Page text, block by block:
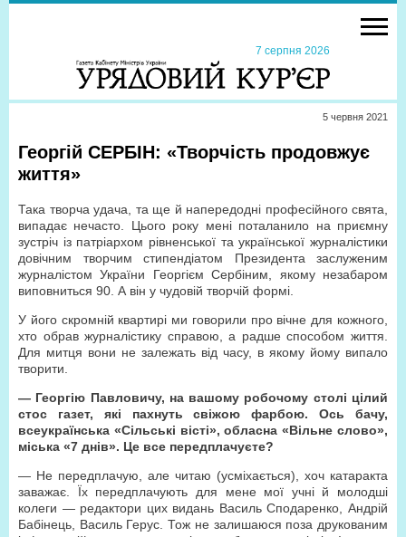
7 серпня 2026
5 червня 2021
Георгій СЕРБІН: «Творчість продовжує
життя»
Така творча удача, та ще й напередодні професійного свята,
випадає нечасто. Цього року мені поталанило на приємну
зустріч із патріархом рівненської та української журналістики
довічним творчим стипендіатом Президента заслуженим
журналістом України Георгієм Сербіним, якому незабаром
виповниться 90. А він у чудовій творчій формі.
У його скромній квартирі ми говорили про вічне для кожного,
хто обрав журналістику справою, а радше способом життя.
Для митця вони не залежать від часу, в якому йому випало
творити.
— Георгію Павловичу, на вашому робочому столі цілий
стос газет, які пахнуть свіжою фарбою. Ось бачу,
всеукраїнська «Сільські вісті», обласна «Вільне слово»,
міська «7 днів». Це все передплачуєте?
— Не передплачую, але читаю (усміхається), хоч катаракта
заважає. Їх передплачують для мене мої учні й молодші
колеги — редактори цих видань Василь Сподаренко, Андрій
Бабінець, Василь Герус. Тож не залишаюся поза друкованим